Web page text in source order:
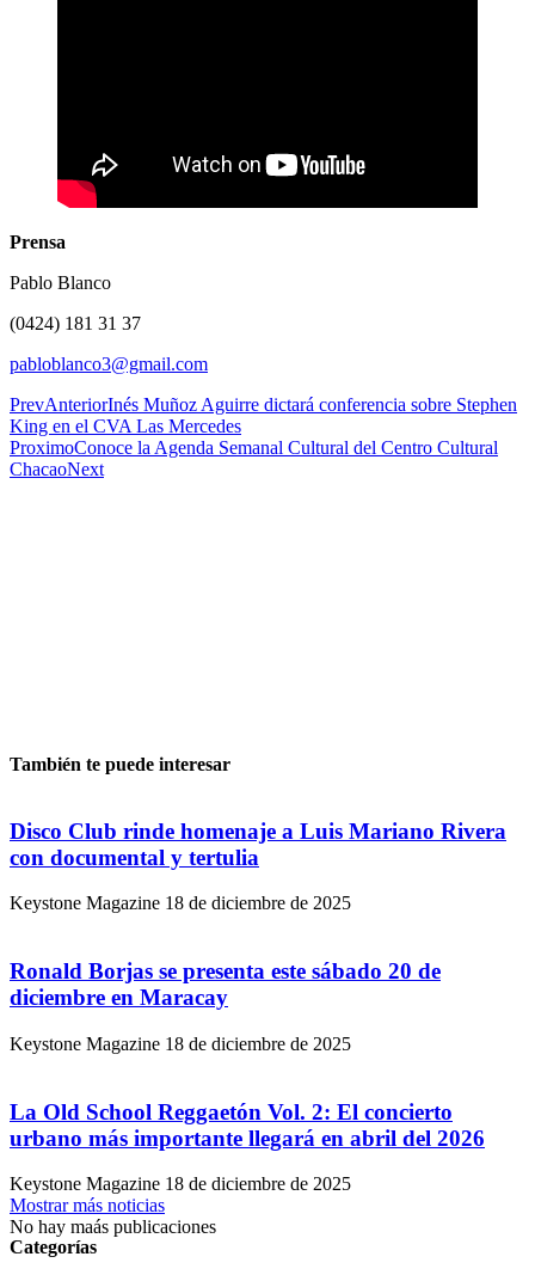
Prensa
Pablo Blanco
(0424) 181 31 37
pabloblanco3@gmail.com
PrevAnteriorInés Muñoz Aguirre dictará conferencia sobre Stephen
King en el CVA Las Mercedes
ProximoConoce la Agenda Semanal Cultural del Centro Cultural
ChacaoNext
También te puede interesar
Disco Club rinde homenaje a Luis Mariano Rivera
con documental y tertulia
Keystone Magazine 18 de diciembre de 2025
Ronald Borjas se presenta este sábado 20 de
diciembre en Maracay
Keystone Magazine 18 de diciembre de 2025
La Old School Reggaetón Vol. 2: El concierto
urbano más importante llegará en abril del 2026
Keystone Magazine 18 de diciembre de 2025
Mostrar más noticias
No hay maás publicaciones
Categorías